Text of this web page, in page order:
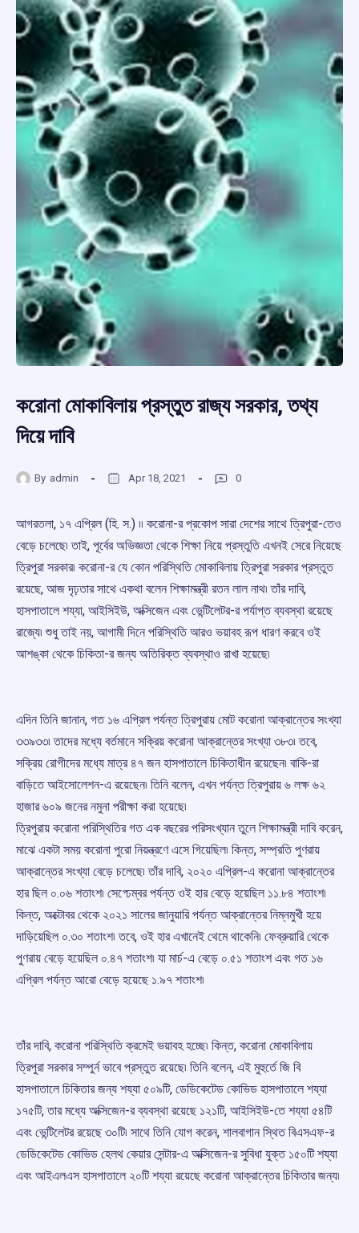
করোনা মোকাবিলায় প্রস্তুত রাজ্য সরকার, তথ্য
দিয়ে দাবি
By admin Apr 18, 2021 0
আগরতলা, ১৭ এপ্রিল (হি. স.) ৷৷ করোনা-র প্রকোপ সারা দেশের সাথে ত্রিপুরা-তেও
বেড়ে চলেছে৷ তাই, পূর্বের অভিজ্ঞতা থেকে শিক্ষা নিয়ে প্রস্তুতি এখনই সেরে নিয়েছে
ত্রিপুরা সরকার৷ করোনা-র যে কোন পরিস্থিতি মোকাবিলায় ত্রিপুরা সরকার প্রস্তুত
রয়েছে, আজ দৃঢ়তার সাথে একথা বলেন শিক্ষামন্ত্রী রতন লাল নাথ৷ তাঁর দাবি,
হাসপাতালে শয্যা, আইসিইউ, অক্সিজেন এবং ভেন্টিলেটর-র পর্যাপ্ত ব্যবস্থা রয়েছে
রাজ্যে৷ শুধু তাই নয়, আগামী দিনে পরিস্থিতি আরও ভয়াবহ রূপ ধারণ করবে ওই
আশঙ্কা থেকে চিকিতা-র জন্য অতিরিক্ত ব্যবস্থাও রাখা হয়েছে৷
এদিন তিনি জানান, গত ১৬ এপ্রিল পর্যন্ত ত্রিপুরায় মোট করোনা আক্রান্তের সংখ্যা
৩৩৯৩৩৷ তাদের মধ্যে বর্তমানে সক্রিয় করোনা আক্রান্তের সংখ্যা ৩৮৩৷ তবে,
সক্রিয় রোগীদের মধ্যে মাত্র ৪৭ জন হাসপাতালে চিকিতাধীন রয়েছেন৷ বাকি-রা
বাড়িতে আইসোলেশন-এ রয়েছেন৷ তিনি বলেন, এখন পর্যন্ত ত্রিপুরায় ৬ লক্ষ ৬২
হাজার ৬০৯ জনের নমুনা পরীক্ষা করা হয়েছে৷
ত্রিপুরায় করোনা পরিস্থিতির গত এক বছরের পরিসংখ্যান তুলে শিক্ষামন্ত্রী দাবি করেন,
মাঝে একটা সময় করোনা পুরো নিয়ন্ত্রণে এসে গিয়েছিল৷ কিন্ত, সম্প্রতি পুণরায়
আক্রান্তের সংখ্যা বেড়ে চলেছে৷ তাঁর দাবি, ২০২০ এপ্রিল-এ করোনা আক্রান্তের
হার ছিল ০.০৬ শতাংশ৷ সেপ্ঢেম্বর পর্যন্ত ওই হার বেড়ে হয়েছিল ১১.৮৪ শতাংশ৷
কিন্ত, অক্টোবর থেকে ২০২১ সালের জানুয়ারি পর্যন্ত আক্রান্তের নিম্নমুখী হয়ে
দাড়িয়েছিল ০.৩০ শতাংশ৷ তবে, ওই হার এখানেই থেমে থাকেনি৷ ফেব্রুয়ারি থেকে
পুণরায় বেড়ে হয়েছিল ০.৪৭ শতাংশ৷ যা মার্চ-এ বেড়ে ০.৫১ শতাংশ এবং গত ১৬
এপ্রিল পর্যন্ত আরো বেড়ে হয়েছে ১.৯৭ শতাংশ৷
তাঁর দাবি, করোনা পরিস্থিতি ক্রমেই ভয়াবহ হচ্ছে৷ কিন্ত, করোনা মোকাবিলায়
ত্রিপুরা সরকার সম্পুর্ন ভাবে প্রস্তুত রয়েছে৷ তিনি বলেন, এই মুহুর্তে জি বি
হাসপাতালে চিকিতার জন্য শয্যা ৫০৯টি, ডেডিকেটেড কোভিড হাসপাতালে শয্যা
১৭৫টি, তার মধ্যে অক্সিজেন-র ব্যবস্থা রয়েছে ১২১টি, আইসিইউ-তে শয্যা ৫৪টি
এবং ভেন্টিলেটর রয়েছে ৩০টি৷ সাথে তিনি যোগ করেন, শালবাগান স্থিত বিএসএফ-র
ডেডিকেটেড কোভিড হেলথ কেয়ার সেন্টার-এ অক্সিজেন-র সুবিধা যুক্ত ১৫০টি শয্যা
এবং আইএলএস হাসপাতালে ২০টি শয্যা রয়েছে করোনা আক্রান্তের চিকিতার জন্য৷